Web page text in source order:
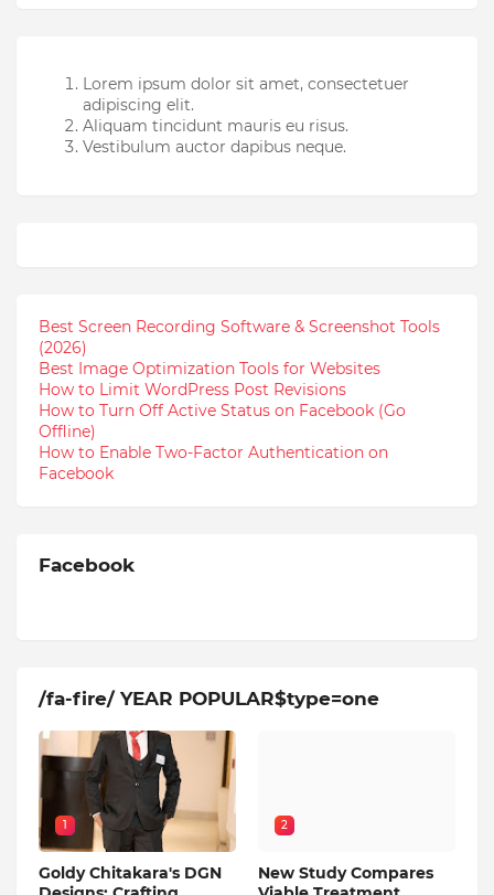
Lorem ipsum dolor sit amet, consectetuer
adipiscing elit.
Aliquam tincidunt mauris eu risus.
Vestibulum auctor dapibus neque.
Best Screen Recording Software & Screenshot Tools
(2026)
Best Image Optimization Tools for Websites
How to Limit WordPress Post Revisions
How to Turn Off Active Status on Facebook (Go
Offline)
How to Enable Two-Factor Authentication on
Facebook
Facebook
/fa-fire/ YEAR POPULAR$type=one
1
Goldy Chitakara's DGN
2
New Study Compares